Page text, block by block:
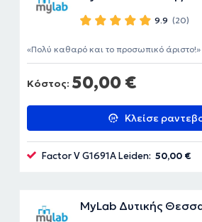
9.9 (20)
Κόστος: 50,00 €
Κλείσε
Πολύ καθαρό και το προσωπικό άριστο!
Factor V G1691A Leiden: 50,00 €
MyLab Δυτικής